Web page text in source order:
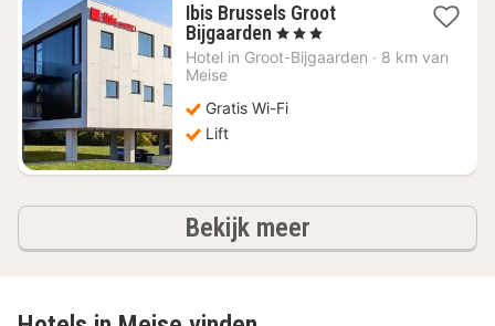
Ibis Brussels Groot
Bijgaarden 1
nacht
vanaf
75,67
, 3 Sterren
Hotel in Groot-Bijgaarden · 8 km van
Meise
Gratis Wi-Fi
Lift
Bekijk meerhotels